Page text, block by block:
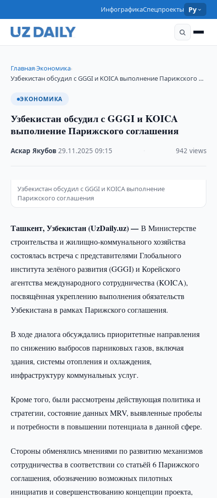
ИнфографикаСпецпроекты Ру
Главная›Экономика›
Узбекистан обсудил с GGGI и KOICA выполнение Парижского …
ЭКОНОМИКА
Узбекистан обсудил с GGGI и KOICA
выполнение Парижского соглашения
Аскар Якубов ·29.11.2025 ·09:15 942 views
Узбекистан обсудил с GGGI и KOICA выполнение
Парижского соглашения
Ташкент, Узбекистан (UzDaily.uz) —В Министерстве
строительства и жилищно-коммунального хозяйства
состоялась встреча с представителями Глобального
института зелёного развития (GGGI) и Корейского
агентства международного сотрудничества (KOICA),
посвящённая укреплению выполнения обязательств
Узбекистана в рамках Парижского соглашения.
В ходе диалога обсуждались приоритетные направления
по снижению выбросов парниковых газов, включая
здания, системы отопления и охлаждения,
инфраструктуру коммунальных услуг.
Кроме того, были рассмотрены действующая политика и
стратегии, состояние данных MRV, выявленные пробелы
и потребности в повышении потенциала в данной сфере.
Стороны обменялись мнениями по развитию механизмов
сотрудничества в соответствии со статьёй 6 Парижского
соглашения, обозначению возможных пилотных
инициатив и совершенствованию концепции проекта,